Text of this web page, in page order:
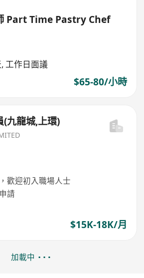
Part Time Pastry Chef
工作日面議
$65-80/小時
(九龍城,上環)
歡迎初入職場人士
請
$15K-18K/月
加載中